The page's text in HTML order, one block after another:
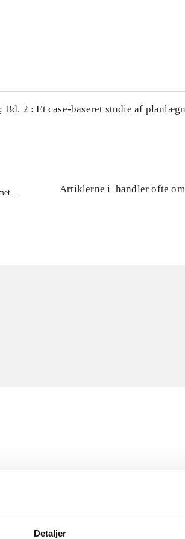
Detaljer
Bd. 2 : Et case-baseret studie af
...
Artiklerne i handler ofte om